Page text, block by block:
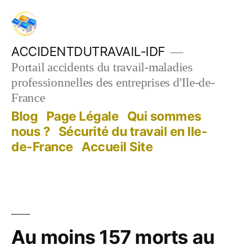
Aller
contenu
ACCIDENTDUTRAVAIL-IDF
Portail accidents du travail-maladies
professionnelles des entreprises d'Ile-de-
France
Blog Page Légale Qui sommes
nous ? Sécurité du travail en Ile-
de-France Accueil Site
Au moins 157 morts au